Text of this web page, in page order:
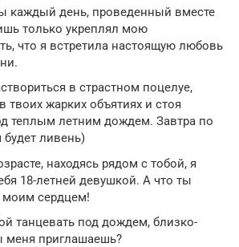
каждый день, проведенный вместе
только укреплял мою
что я встретила настоящую любовь
в страстном поцелуе,
твоих жарких объятиях и стоя
теплым летним дождем. Завтра по
будет ливень)
находясь рядом с тобой, я
18-летней девушкой. А что ты
моим сердцем!
танцевать под дождем, близко-
меня приглашаешь?